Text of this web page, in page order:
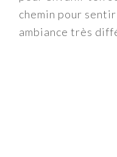
chemin pour
ambiance très